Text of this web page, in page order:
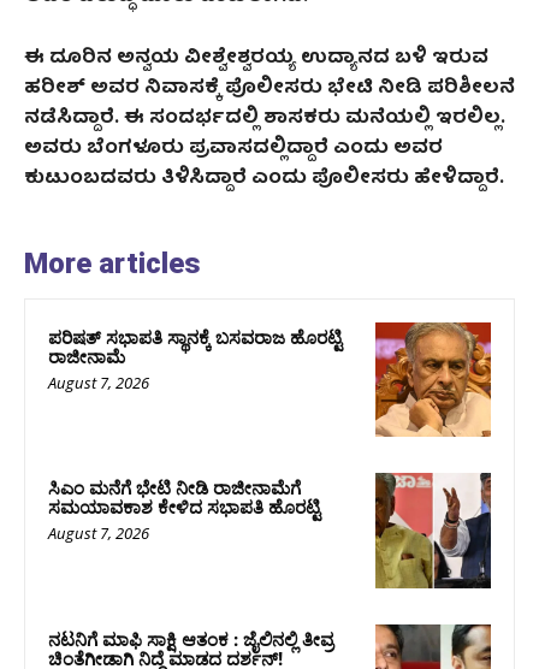
ಈ ದೂರಿನ ಅನ್ವಯ ವೀಶ್ವೇಶ್ವರಯ್ಯ ಉದ್ಯಾನದ ಬಳಿ ಇರುವ
ಹರೀಶ್‌ ಅವರ ನಿವಾಸಕ್ಕೆ ಪೊಲೀಸರು ಭೇಟಿ ನೀಡಿ ಪರಿಶೀಲನೆ
ನಡೆಸಿದ್ದಾರೆ. ಈ ಸಂದರ್ಭದಲ್ಲಿ ಶಾಸಕರು ಮನೆಯಲ್ಲಿ ಇರಲಿಲ್ಲ.
ಅವರು ಬೆಂಗಳೂರು ಪ್ರವಾಸದಲ್ಲಿದ್ದಾರೆ ಎಂದು ಅವರ
ಕುಟುಂಬದವರು ತಿಳಿಸಿದ್ದಾರೆ ಎಂದು ಪೊಲೀಸರು ಹೇಳಿದ್ದಾರೆ.
More articles
ಪರಿಷತ್‌ ಸಭಾಪತಿ ಸ್ಥಾನಕ್ಕೆ ಬಸವರಾಜ ಹೊರಟ್ಟಿ
ರಾಜೀನಾಮೆ
August 7, 2026
ಸಿಎಂ ಮನೆಗೆ ಭೇಟಿ ನೀಡಿ ರಾಜೀನಾಮೆಗೆ
ಸಮಯಾವಕಾಶ ಕೇಳಿದ ಸಭಾಪತಿ ಹೊರಟ್ಟಿ
August 7, 2026
ನಟನಿಗೆ ಮಾಫಿ ಸಾಕ್ಷಿ ಆತಂಕ : ಜೈಲಿನಲ್ಲಿ ತೀವ್ರ
ಚಿಂತೆಗೀಡಾಗಿ ನಿದ್ದೆ ಮಾಡದ ದರ್ಶನ್!